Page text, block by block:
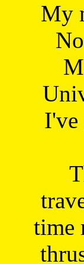
My
I've
time